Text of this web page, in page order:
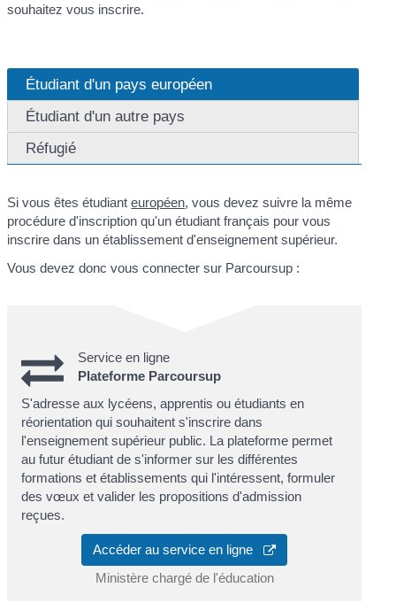
souhaitez vous inscrire.
Étudiant d'un pays européen
Étudiant d'un autre pays
Réfugié
Si vous êtes étudianteuropéen, vous devez suivre la même
procédure d'inscription qu'un étudiant français pour vous
inscrire dans un établissement d'enseignement supérieur.
Vous devez donc vous connecter sur Parcoursup :
Service en ligne
Plateforme Parcoursup
S'adresse aux lycéens, apprentis ou étudiants en
réorientation qui souhaitent s'inscrire dans
l'enseignement supérieur public. La plateforme permet
au futur étudiant de s'informer sur les différentes
formations et établissements qui l'intéressent, formuler
des vœux et valider les propositions d'admission
reçues.
Accéder au service en ligne
Ministère chargé de l'éducation